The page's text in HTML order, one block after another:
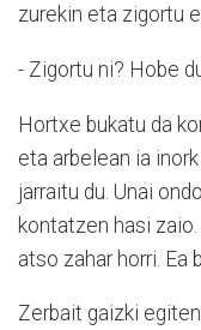
zurekin eta zigortu
- Zigortu ni? Hobe
Hortxe bukatu da
eta arbelean ia
jarraitu du. Unai
kontatzen hasi
atso zahar horri. Ea
Zerbait gaizki egiten